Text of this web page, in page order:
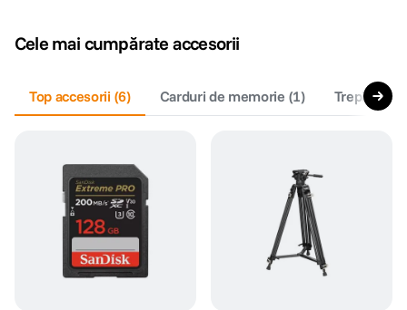
Cele mai cumpărate accesorii
Top accesorii (6) Carduri de memorie (1) Trepiede